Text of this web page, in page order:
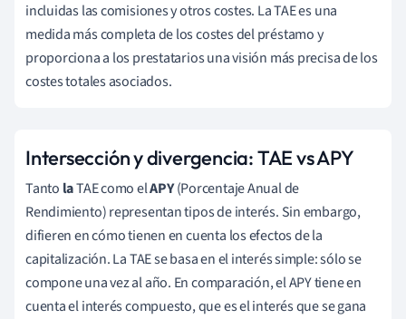
incluidas las comisiones y otros costes. La TAE es una
medida más completa de los costes del préstamo y
proporciona a los prestatarios una visión más precisa de los
costes totales asociados.
Intersección y divergencia: TAE vs APY
Tanto laTAE como elAPY(Porcentaje Anual de
Rendimiento) representan tipos de interés. Sin embargo,
difieren en cómo tienen en cuenta los efectos de la
capitalización. La TAE se basa en el interés simple: sólo se
compone una vez al año. En comparación, el APY tiene en
cuenta el interés compuesto, que es el interés que se gana